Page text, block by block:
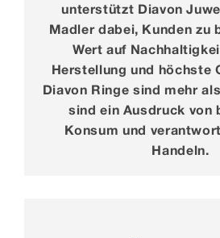
unterstützt Diavon
Madler dabei, Kunden zu
Wert auf
Herstellung und höchste
Diavon Ringe sind mehr
sind ein Ausdruck von
Konsum und
Handeln.